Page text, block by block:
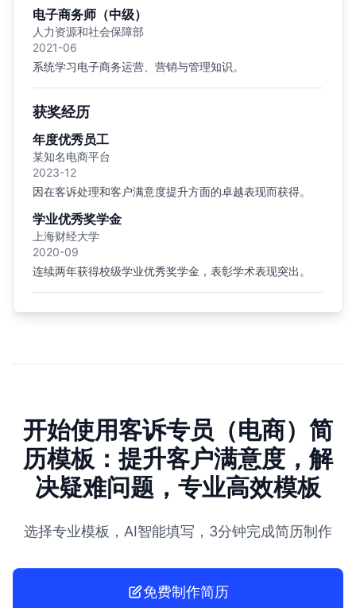
电子商务师（中级）
人力资源和社会保障部
2021-06
系统学习电子商务运营、营销与管理知识。
获奖经历
年度优秀员工
某知名电商平台
2023-12
因在客诉处理和客户满意度提升方面的卓越表现而获得。
学业优秀奖学金
上海财经大学
2020-09
连续两年获得校级学业优秀奖学金，表彰学术表现突出。
开始使用客诉专员（电商）简
历模板：提升客户满意度，解
决疑难问题，专业高效模板
选择专业模板，AI智能填写，3分钟完成简历制作
免费制作简历